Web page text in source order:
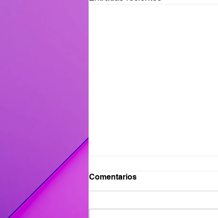
Ganadores del Viernes
31/07
Comentarios